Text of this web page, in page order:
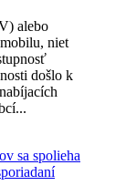
alebo
niet
došlo k